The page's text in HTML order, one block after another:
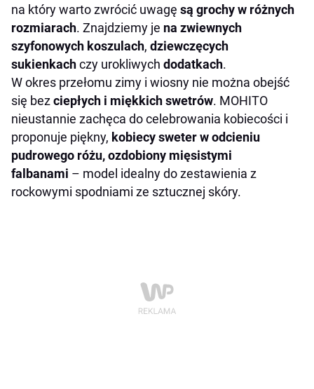
na który warto zwrócić uwagę są grochy w różnych
rozmiarach. Znajdziemy je na zwiewnych
szyfonowych koszulach, dziewczęcych
sukienkachczy urokliwych dodatkach.
W okres przełomu zimy i wiosny nie można obejść
się bezciepłych i miękkich swetrów. MOHITO
nieustannie zachęca do celebrowania kobiecości i
proponuje piękny, kobiecy sweter w odcieniu
pudrowego różu, ozdobiony mięsistymi
falbanami – model idealny do zestawienia z
rockowymi spodniami ze sztucznej skóry.